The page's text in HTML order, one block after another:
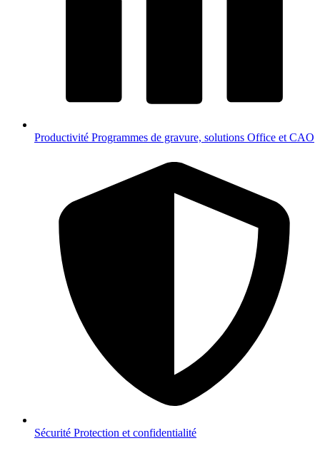
Productivité Programmes de gravure, solutions Office et CAO
Sécurité Protection et confidentialité